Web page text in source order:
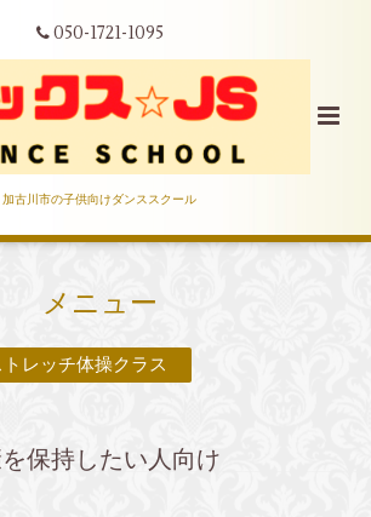
050-1721-1095
加古川市の子供向けダンススクール
メニュー
トレッチ体操クラス
保持したい人向け